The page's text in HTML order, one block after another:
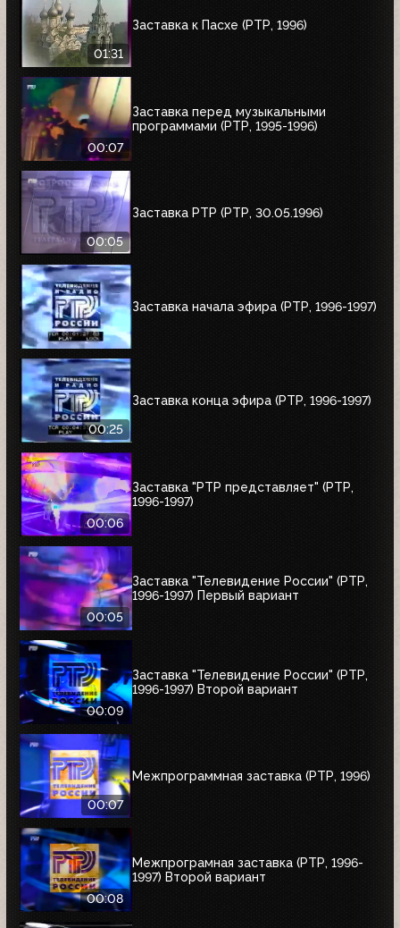
01:31
Заставка к Пасхе (РТР, 1996)
00:07
Заставка перед музыкальными
программами (РТР, 1995-1996)
00:05
Заставка РТР (РТР, 30.05.1996)
Заставка начала эфира (РТР, 1996-1997)
00:25
Заставка конца эфира (РТР, 1996-1997)
00:06
Заставка "РТР представляет" (РТР,
1996-1997)
00:05
Заставка "Телевидение России" (РТР,
1996-1997) Первый вариант
00:09
Заставка "Телевидение России" (РТР,
1996-1997) Второй вариант
00:07
Межпрограммная заставка (РТР, 1996)
00:08
Межпрограмная заставка (РТР, 1996-
1997) Второй вариант